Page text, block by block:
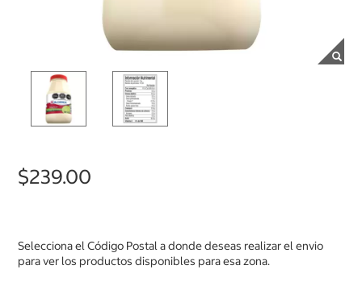
$239.00
Selecciona el Código Postal a donde deseas realizar el envio
para ver los productos disponibles para esa zona.